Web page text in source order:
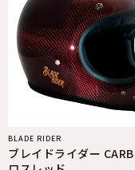
BLADE RIDER
ブレイドライダー